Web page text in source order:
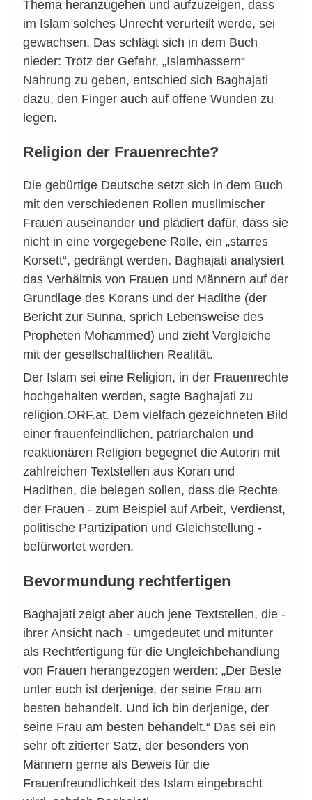
Thema heranzugehen und aufzuzeigen, dass
im Islam solches Unrecht verurteilt werde, sei
gewachsen. Das schlägt sich in dem Buch
nieder: Trotz der Gefahr, „Islamhassern“
Nahrung zu geben, entschied sich Baghajati
dazu, den Finger auch auf offene Wunden zu
legen.
Religion der Frauenrechte?
Die gebürtige Deutsche setzt sich in dem Buch
mit den verschiedenen Rollen muslimischer
Frauen auseinander und plädiert dafür, dass sie
nicht in eine vorgegebene Rolle, ein „starres
Korsett“, gedrängt werden. Baghajati analysiert
das Verhältnis von Frauen und Männern auf der
Grundlage des Korans und der Hadithe (der
Bericht zur Sunna, sprich Lebensweise des
Propheten Mohammed) und zieht Vergleiche
mit der gesellschaftlichen Realität.
Der Islam sei eine Religion, in der Frauenrechte
hochgehalten werden, sagte Baghajati zu
religion.ORF.at. Dem vielfach gezeichneten Bild
einer frauenfeindlichen, patriarchalen und
reaktionären Religion begegnet die Autorin mit
zahlreichen Textstellen aus Koran und
Hadithen, die belegen sollen, dass die Rechte
der Frauen - zum Beispiel auf Arbeit, Verdienst,
politische Partizipation und Gleichstellung -
befürwortet werden.
Bevormundung rechtfertigen
Baghajati zeigt aber auch jene Textstellen, die -
ihrer Ansicht nach - umgedeutet und mitunter
als Rechtfertigung für die Ungleichbehandlung
von Frauen herangezogen werden: „Der Beste
unter euch ist derjenige, der seine Frau am
besten behandelt. Und ich bin derjenige, der
seine Frau am besten behandelt.“ Das sei ein
sehr oft zitierter Satz, der besonders von
Männern gerne als Beweis für die
Frauenfreundlichkeit des Islam eingebracht